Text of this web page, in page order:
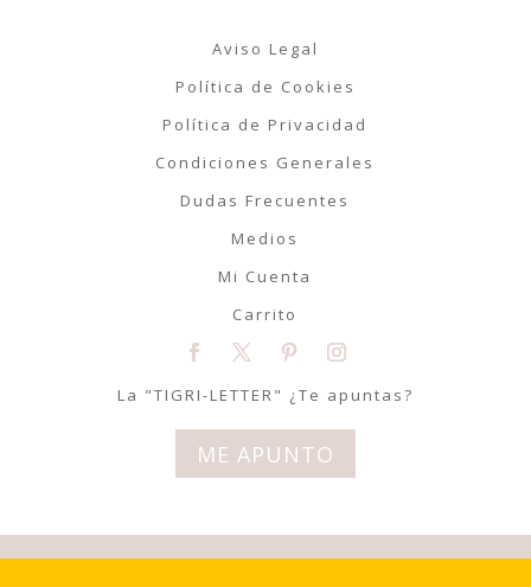
Aviso Legal
Política de Cookies
Política de Privacidad
Condiciones Generales
Dudas Frecuentes
Medios
Mi Cuenta
Carrito
La "TIGRI-LETTER" ¿Te apuntas?
ME APUNTO